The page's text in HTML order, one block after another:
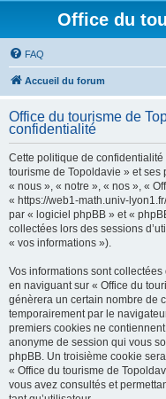
Office du
FAQ
Accueil du forum
Office du tourisme de
confidentialité
Cette politique de
tourisme de Topoldavie » et
« nous », « notre », « nos », «
« https://web1-math.univ-
par « logiciel phpBB » et «
collectées lors des sessions
« vos informations »).
Vos informations sont
en naviguant sur « Office du
génèrera un certain nombre de
temporairement par le
premiers cookies ne
anonyme de session qui vous
phpBB. Un troisième cookie
« Office du tourisme de
vous avez consultés et